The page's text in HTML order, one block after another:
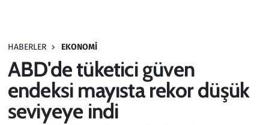
HABERLER EKONOMI
ABD'de tüketici güven
endeksi mayısta rekor düşük
seviyeye indi
Haber
Kültür Sanat
Kurumsal Haberler